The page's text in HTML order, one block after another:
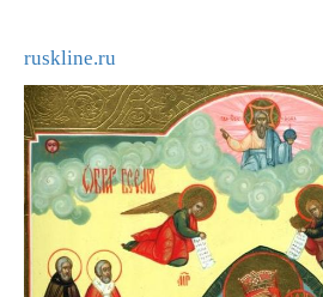
ruskline.ru